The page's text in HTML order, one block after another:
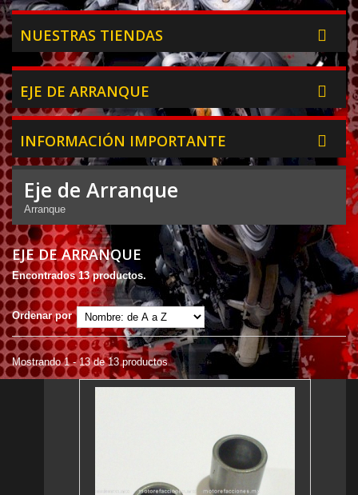
NUESTRAS TIENDAS
EJE DE ARRANQUE
INFORMACIÓN IMPORTANTE
Eje de Arranque
Arranque
EJE DE ARRANQUE
Encontrados 13 productos.
Ordenar por
Mostrando 1 - 13 de 13 productos